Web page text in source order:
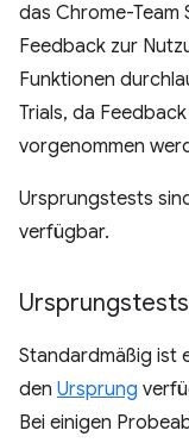
das Chrome-Team
Feedback zur
Funktionen
Trials, da
vorgenommen
Ursprungstests
verfügbar.
Standardmäßig ist
den Ursprung
Bei einigen